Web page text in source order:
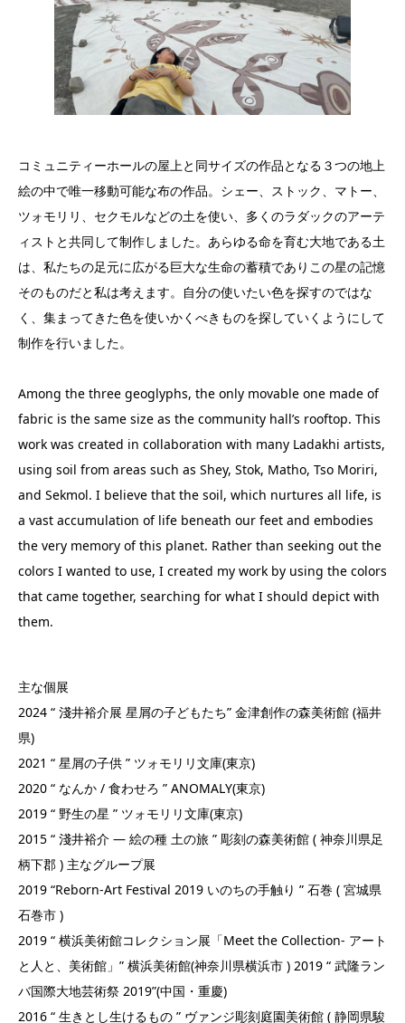
コミュニティーホールの屋上と同サイズの作品となる３つの地上
絵の中で唯一移動可能な布の作品。シェー、ストック、マトー、
ツォモリリ、セクモルなどの土を使い、多くのラダックのアーテ
ィストと共同して制作しました。あらゆる命を育む大地である土
は、私たちの足元に広がる巨大な生命の蓄積でありこの星の記憶
そのものだと私は考えます。自分の使いたい色を探すのではな
く、集まってきた色を使いかくべきものを探していくようにして
制作を行いました。
Among the three geoglyphs, the only movable one made of
fabric is the same size as the community hall’s rooftop. This
work was created in collaboration with many Ladakhi artists,
using soil from areas such as Shey, Stok, Matho, Tso Moriri,
and Sekmol. I believe that the soil, which nurtures all life, is
a vast accumulation of life beneath our feet and embodies
the very memory of this planet. Rather than seeking out the
colors I wanted to use, I created my work by using the colors
that came together, searching for what I should depict with
them.
主な個展
2024 “ 淺井裕介展 星屑の子どもたち” 金津創作の森美術館 (福井
県)
2021 “ 星屑の子供 ” ツォモリリ文庫(東京)
2020 “ なんか / 食わせろ ” ANOMALY(東京)
2019 “ 野生の星 ” ツォモリリ文庫(東京)
2015 “ 淺井裕介 ― 絵の種 土の旅 ” 彫刻の森美術館 ( 神奈川県足
柄下郡 ) 主なグループ展
2019 “Reborn-Art Festival 2019 いのちの手触り ” 石巻 ( 宮城県
石巻市 )
2019 “ 横浜美術館コレクション展「Meet the Collection- アート
と人と、美術館」” 横浜美術館(神奈川県横浜市 ) 2019 “ 武隆ラン
バ国際大地芸術祭 2019”(中国・重慶)
2016 “ 生きとし生けるもの ” ヴァンジ彫刻庭園美術館 ( 静岡県駿